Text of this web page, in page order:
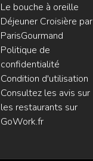
Le bouche à oreille
Déjeuner Croisière par
ParisGourmand
Politique de
confidentialité
Condition d'utilisation
Consultez les avis sur
les restaurants sur
GoWork.fr